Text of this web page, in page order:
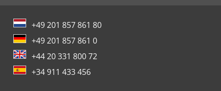
+49 201 857 861 80
+49 201 857 861 0
+44 20 331 800 72
+34 911 433 456